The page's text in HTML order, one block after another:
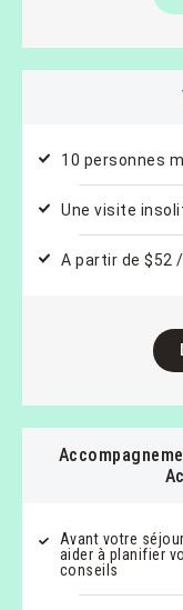
10 personnes
Une visite
A partir de $52
Avant votre
aider à planifier
conseils